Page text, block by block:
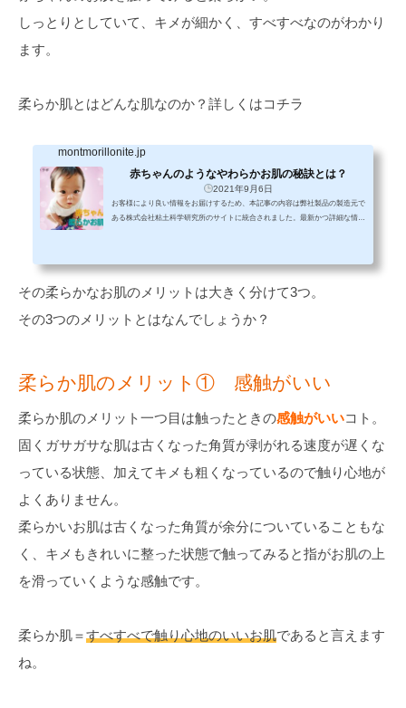
しっとりとしていて、キメが細かく、すべすべなのがわかり
ます。
柔らか肌とはどんな肌なのか？詳しくはコチラ
montmorillonite.jp
赤ちゃんのようなやわらかお肌の秘訣とは？
2021年9月6日
お客様により良い情報をお届けするため、本記事の内容は弊社製品の製造元で
ある株式会社粘土科学研究所のサイトに統合されました。最新かつ詳細な情報
その柔らかなお肌のメリットは大きく分けて3つ。
その3つのメリットとはなんでしょうか？
柔らか肌のメリット① 感触がいい
柔らか肌のメリット一つ目は触ったときの感触がいいコト。
固くガサガサな肌は古くなった角質が剥がれる速度が遅くな
っている状態、加えてキメも粗くなっているので触り心地が
よくありません。
柔らかいお肌は古くなった角質が余分についていることもな
く、キメもきれいに整った状態で触ってみると指がお肌の上
を滑っていくような感触です。
柔らか肌＝すべすべで触り心地のいいお肌であると言えます
ね。